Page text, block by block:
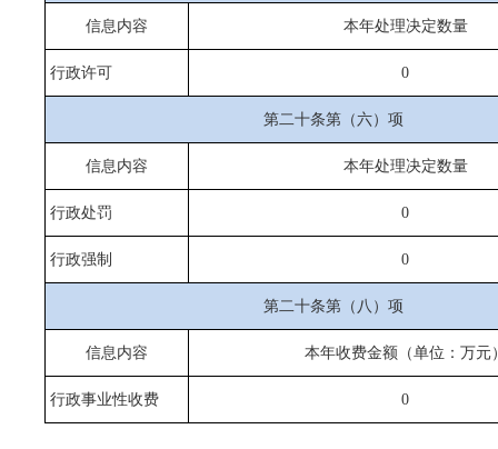
信息内容 本年处理决定数量
行政许可 0
第二十条第（六）项
信息内容 本年处理决定数量
行政处罚 0
行政强制 0
第二十条第（八）项
信息内容 本年收费金额（单位：万元
行政事业性收费 0